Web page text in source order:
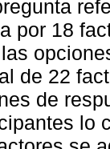
por 18
de 22
de
lo